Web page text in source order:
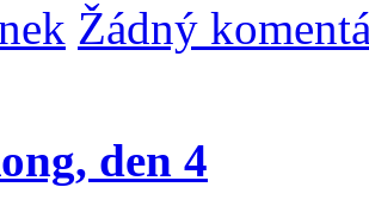
Žádný
den 4